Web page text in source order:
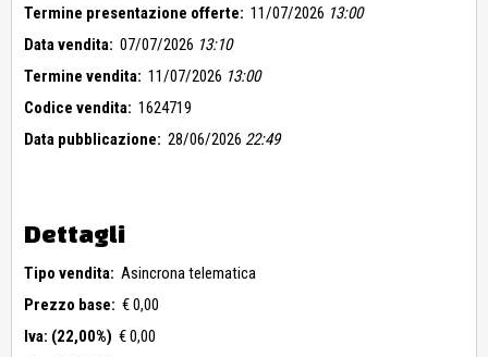
Termine presentazione offerte: 11/07/2026 13:00
Data vendita: 07/07/2026 13:10
Termine vendita: 11/07/2026 13:00
Codice vendita: 1624719
Data pubblicazione: 28/06/2026 22:49
Dettagli
Tipo vendita: Asincrona telematica
Prezzo base: € 0,00
Iva: (22,00%) € 0,00